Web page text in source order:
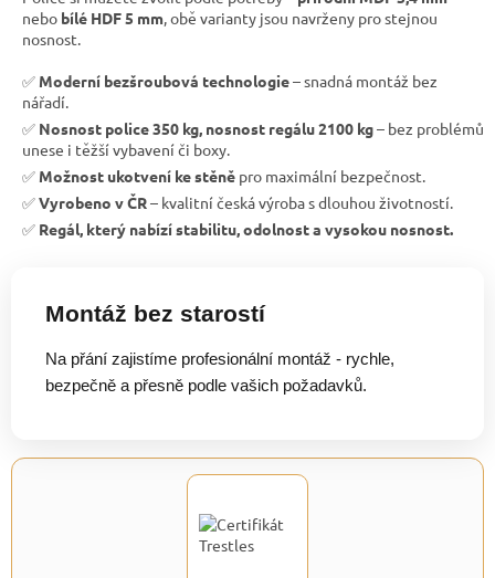
nebo bílé HDF 5 mm, obě varianty jsou navrženy pro stejnou
nosnost.
✅ Moderní bezšroubová technologie– snadná montáž bez
nářadí.
✅ Nosnost police 350 kg, nosnost regálu 2100 kg– bez problémů
unese i těžší vybavení či boxy.
✅ Možnost ukotvení ke stěně pro maximální bezpečnost.
✅Vyrobeno v ČR– kvalitní česká výroba s dlouhou životností.
✅ Regál, který nabízí stabilitu, odolnost a vysokou nosnost.
Montáž bez starostí
Na přání zajistíme profesionální montáž - rychle,
bezpečně a přesně podle vašich požadavků.